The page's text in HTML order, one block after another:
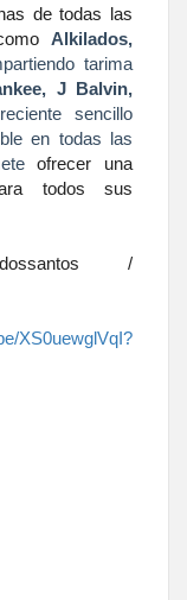
de todas las
Alkilados,
tarima
J Balvin,
sencillo
en todas las
ofrecer una
todos sus
/
XS0uewglVqI?